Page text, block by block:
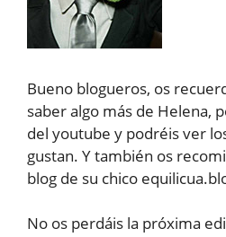
Bueno blogueros, os
saber algo más de Helena,
del youtube y podréis ver
gustan. Y también os
blog de su chico
No os perdáis la próxima